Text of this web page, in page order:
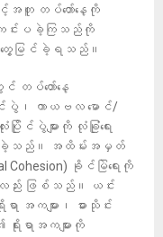
အတူ တပ်တော်နေ့ကို
ျင်းပခဲ့ကြသည်ကို
တွေ့မြင်ခဲ့ရသည်။
တပ်တော်နေ့
ပွဲ၊ ကာယဗလ မောင်/
င်ပွဲများကို လုံခြုံရေး
းခဲ့သည်။ အထိမ်းအမှတ်
Cohesion) ခိုင်မြဲရေးကို
ည်း ဖြစ်သည်။ ယင်း
အကများ၊ ဓားသိုင်း
ရိုးရာအကများကို